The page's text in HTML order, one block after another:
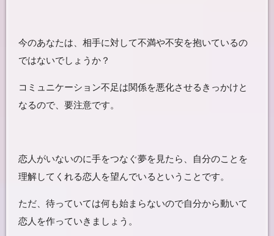
今のあなたは、相手に対して不満や不安を抱いているの
ではないでしょうか？
コミュニケーション不足は関係を悪化させるきっかけと
なるので、要注意です。
恋人がいないのに手をつなぐ夢を見たら、自分のことを
理解してくれる恋人を望んでいるということです。
ただ、待っていては何も始まらないので自分から動いて
恋人を作っていきましょう。